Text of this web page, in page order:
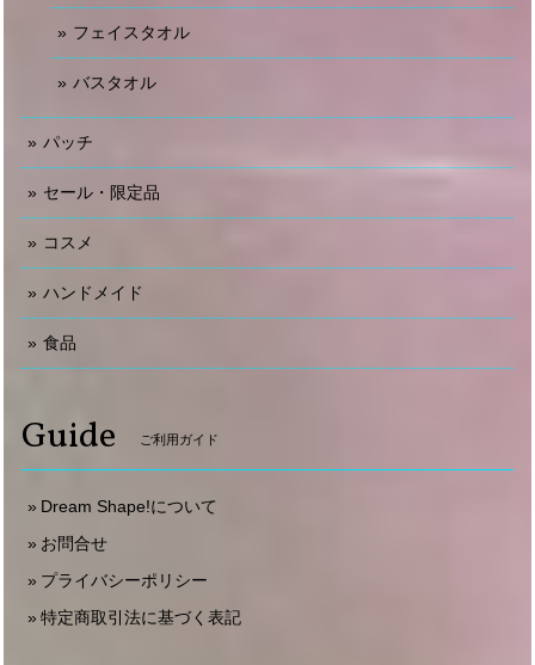
フェイスタオル
バスタオル
パッチ
セール・限定品
コスメ
ハンドメイド
食品
Guide ご利用ガイド
Dream Shape!について
お問合せ
プライバシーポリシー
特定商取引法に基づく表記